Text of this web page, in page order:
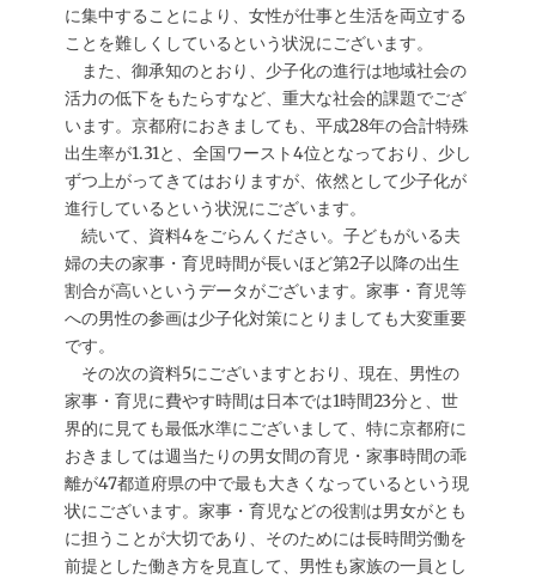
に集中することにより、女性が仕事と生活を両立する
ことを難しくしているという状況にございます。
また、御承知のとおり、少子化の進行は地域社会の
活力の低下をもたらすなど、重大な社会的課題でござ
います。京都府におきましても、平成28年の合計特殊
出生率が1.31と、全国ワースト4位となっており、少し
ずつ上がってきてはおりますが、依然として少子化が
進行しているという状況にございます。
続いて、資料4をごらんください。子どもがいる夫
婦の夫の家事・育児時間が長いほど第2子以降の出生
割合が高いというデータがございます。家事・育児等
への男性の参画は少子化対策にとりましても大変重要
です。
その次の資料5にございますとおり、現在、男性の
家事・育児に費やす時間は日本では1時間23分と、世
界的に見ても最低水準にございまして、特に京都府に
おきましては週当たりの男女間の育児・家事時間の乖
離が47都道府県の中で最も大きくなっているという現
状にございます。家事・育児などの役割は男女がとも
に担うことが大切であり、そのためには長時間労働を
前提とした働き方を見直して、男性も家族の一員とし